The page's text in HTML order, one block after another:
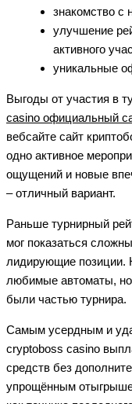
знакомство с
улучшение
активного
уникальные
Выгоды от участия в
casino официальный
вебсайте сайт
одно активное
ощущений и новые
– отличный вариант.
Раньше турнирный
мог показаться
лидирующие позиции.
любимые автоматы,
были частью турнира.
Самым усердным и
cryptoboss casino
средств без
упрощённым